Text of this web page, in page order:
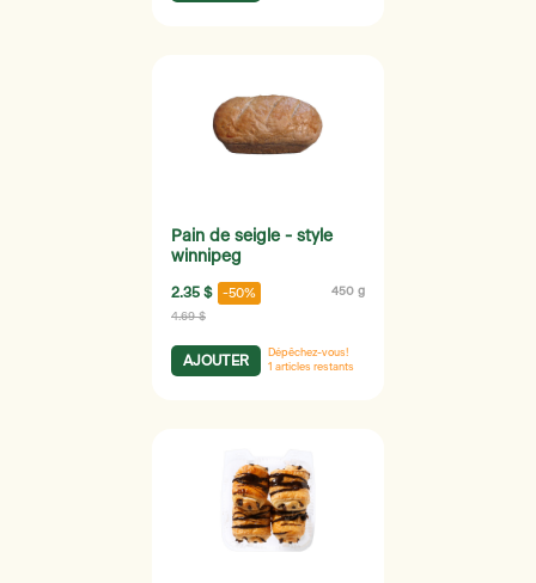
Pain de seigle - style
winnipeg
2.35 $ -50% 450 g
4.69 $
AJOUTER
Dépêchez-vous!
1 articles restants